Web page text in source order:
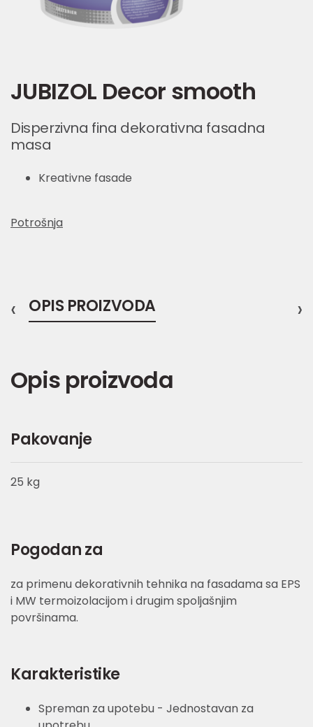
JUBIZOL Decor smooth
Disperzivna fina dekorativna fasadna
masa
Kreativne fasade
Potrošnja
OPIS PROIZVODA
‹ ›
Opis proizvoda
Pakovanje
25 kg
Pogodan za
za primenu dekorativnih tehnika na fasadama sa EPS
i MW termoizolacijom i drugim spoljašnjim
površinama.
Karakteristike
Spreman za upotebu - Jednostavan za